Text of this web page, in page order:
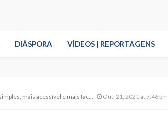
DIÁSPORA VÍDEOS | REPORTAGENS
e mais fácil”, assevera Artur Lima. Out. 21, 2021 at 7:46 pm